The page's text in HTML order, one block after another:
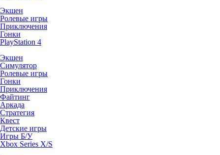
Экшен
Ролевые игры
Приключения
Гонки
PlayStation 4
Экшен
Симулятор
Ролевые игры
Гонки
Приключения
Файтинг
Аркада
Стратегия
Квест
Детские игры
Игры Б/У
Xbox Series X/S